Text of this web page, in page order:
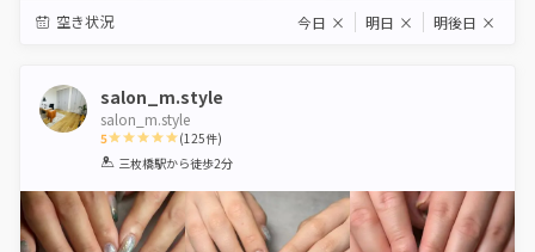
空き状況 今日 × 明日 × 明後日 ×
salon_m.style
salon_m.style
5
1 2 3 4 5
(125件)
三枚橋駅から徒歩2分